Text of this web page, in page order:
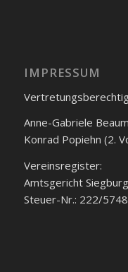
IMPRESSUM
Anne-Gabriele
Konrad Popiehn (2.
Vereinsregister:
Amtsgericht
Steuer-Nr.: 222/